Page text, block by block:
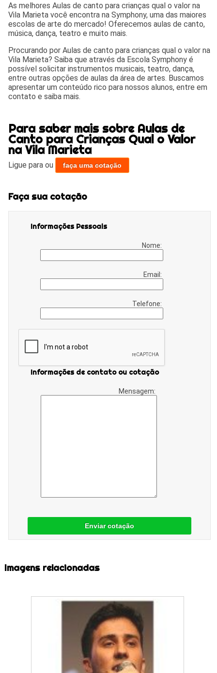
As melhores Aulas de canto para crianças qual o valor na
Vila Marieta você encontra na Symphony, uma das maiores
escolas de arte do mercado! Oferecemos aulas de canto,
música, dança, teatro e muito mais.
Procurando por Aulas de canto para crianças qual o valor na
Vila Marieta? Saiba que através da Escola Symphony é
possível solicitar instrumentos musicais, teatro, dança,
entre outras opções de aulas da área de artes. Buscamos
apresentar um conteúdo rico para nossos alunos, entre em
contato e saiba mais.
Para saber mais sobre Aulas de
Canto para Crianças Qual o Valor
na Vila Marieta
Ligue paraou faça uma cotação
Faça sua cotação
Informações Pessoais
Nome:
Email:
Telefone:
Informações de contato ou cotação
Mensagem:
Enviar cotação
Imagens relacionadas